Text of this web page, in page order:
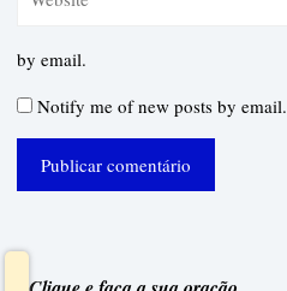
by email.
Notify me of new posts by email.